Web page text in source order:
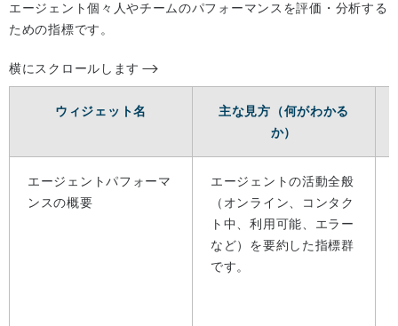
エージェント個々人やチームのパフォーマンスを評価・分析する
ための指標です。
横にスクロールします
ウィジェット名
主な見方（何がわかる
か）
エージェントパフォーマ
ンスの概要
エージェントの活動全般
（オンライン、コンタク
ト中、利用可能、エラー
など）を要約した指標群
です。